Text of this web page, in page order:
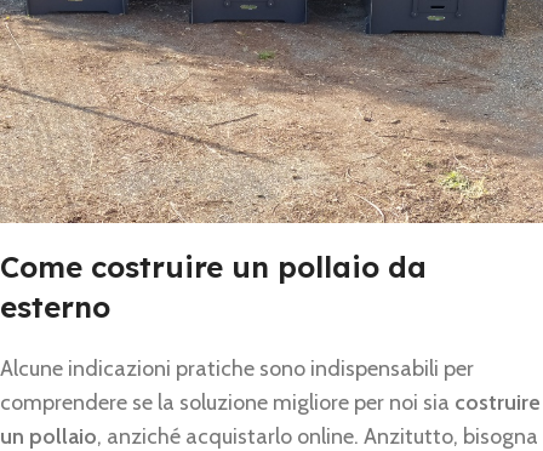
Come costruire un pollaio da
esterno
Alcune indicazioni pratiche sono indispensabili per
comprendere se la soluzione migliore per noi sia costruire
un pollaio, anziché acquistarlo online. Anzitutto, bisogna